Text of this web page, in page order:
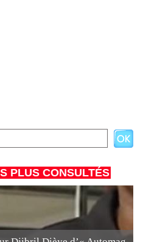
PLUS CONSULTÉS